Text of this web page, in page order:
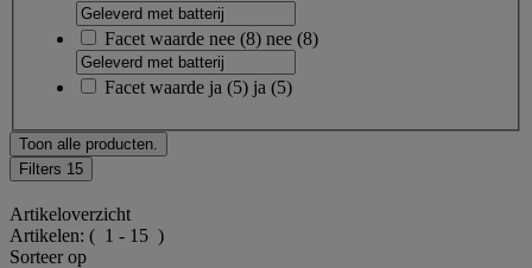
Facet waarde nee (8) nee (8)
Facet waarde ja (5) ja (5)
Toon alle producten.
Filters 15
Artikeloverzicht
Artikelen: ( 1 - 15 )
Sorteer op